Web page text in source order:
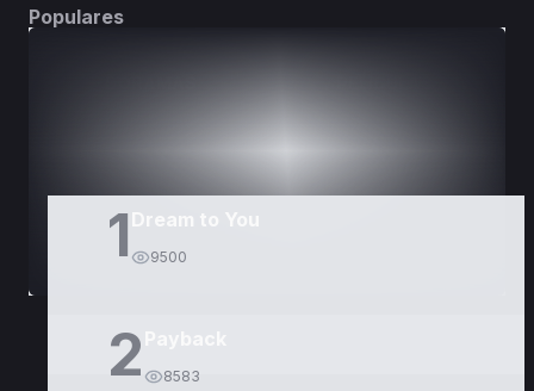
Populares
1 Dream to You
9500
2 8583